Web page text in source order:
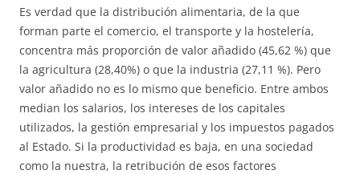
Es verdad que la distribución alimentaria, de la que
forman parte el comercio, el transporte y la hostelería,
concentra más proporción de valor añadido (45,62 %) que
la agricultura (28,40%) o que la industria (27,11 %). Pero
valor añadido no es lo mismo que beneficio. Entre ambos
median los salarios, los intereses de los capitales
utilizados, la gestión empresarial y los impuestos pagados
al Estado. Si la productividad es baja, en una sociedad
como la nuestra, la retribución de esos factores